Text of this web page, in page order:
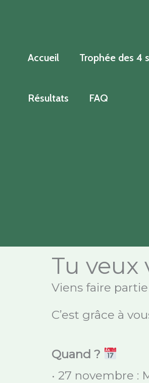
Accueil Trophée des 4
Résultats FAQ
Tu veux
Viens faire
C’est grâce à
Quand ?
• 27 novembre :